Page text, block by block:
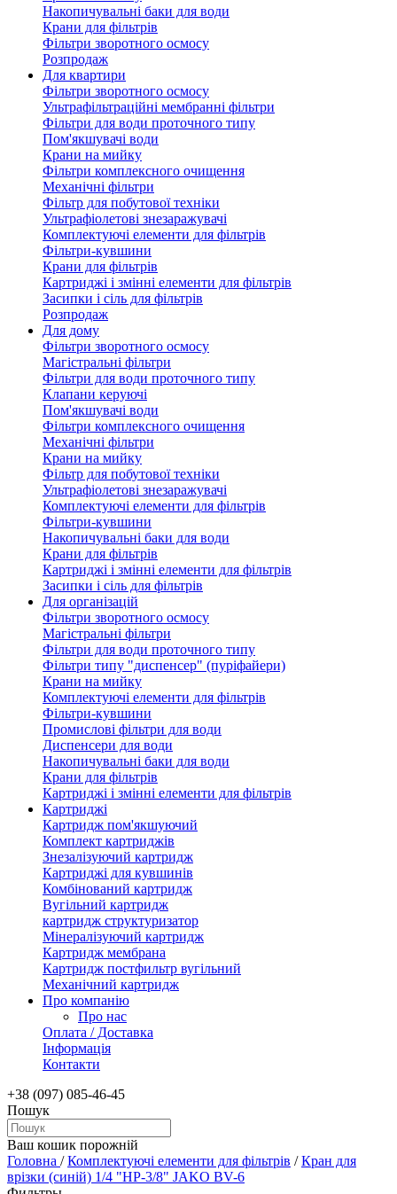
Накопичувальні баки для води
Крани для фільтрів
Фільтри зворотного осмосу
Розпродаж
Для квартири
Фільтри зворотного осмосу
Ультрафільтраційні мембранні фільтри
Фільтри для води проточного типу
Пом'якшувачі води
Крани на мийку
Фільтри комплексного очищення
Механічні фільтри
Фільтр для побутової техніки
Ультрафіолетові знезаражувачі
Комплектуючі елементи для фільтрів
Фільтри-кувшини
Крани для фільтрів
Картриджі і змінні елементи для фільтрів
Засипки і сіль для фільтрів
Розпродаж
Для дому
Фільтри зворотного осмосу
Магістральні фільтри
Фільтри для води проточного типу
Клапани керуючі
Пом'якшувачі води
Фільтри комплексного очищення
Механічні фільтри
Крани на мийку
Фільтр для побутової техніки
Ультрафіолетові знезаражувачі
Комплектуючі елементи для фільтрів
Фільтри-кувшини
Накопичувальні баки для води
Крани для фільтрів
Картриджі і змінні елементи для фільтрів
Засипки і сіль для фільтрів
Для організацій
Фільтри зворотного осмосу
Магістральні фільтри
Фільтри для води проточного типу
Фільтри типу "диспенсер" (пуріфайери)
Крани на мийку
Комплектуючі елементи для фільтрів
Фільтри-кувшини
Промислові фільтри для води
Диспенсери для води
Накопичувальні баки для води
Крани для фільтрів
Картриджі і змінні елементи для фільтрів
Картриджі
Картридж пом'якшуючий
Комплект картриджів
Знезалізуючий картридж
Картриджі для кувшинів
Комбінований картридж
Вугільний картридж
картридж структуризатор
Мінералізуючий картридж
Картридж мембрана
Картридж постфильтр вугільний
Механічний картридж
Про компанію
Про нас
Оплата / Доставка
Інформація
Контакти
+38 (097) 085-46-45
Пошук
Ваш кошик порожній
Головна /Комплектуючі елементи для фільтрів /Кран для
врізки (синій) 1/4 "НР-3/8" JAKO BV-6